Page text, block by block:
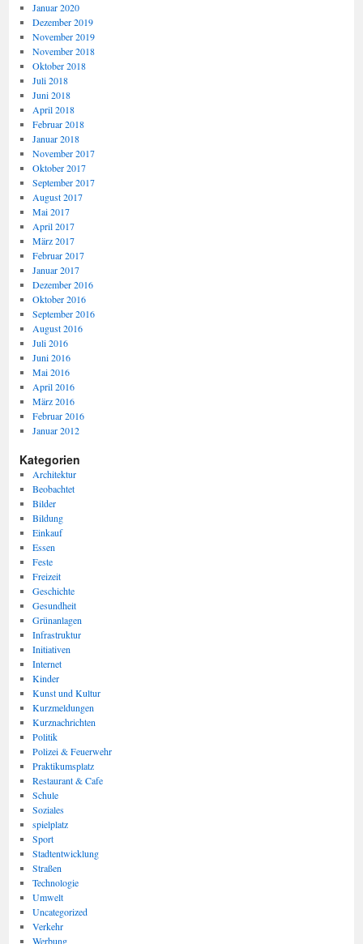
Januar 2020
Dezember 2019
November 2019
November 2018
Oktober 2018
Juli 2018
Juni 2018
April 2018
Februar 2018
Januar 2018
November 2017
Oktober 2017
September 2017
August 2017
Mai 2017
April 2017
März 2017
Februar 2017
Januar 2017
Dezember 2016
Oktober 2016
September 2016
August 2016
Juli 2016
Juni 2016
Mai 2016
April 2016
März 2016
Februar 2016
Januar 2012
Kategorien
Architektur
Beobachtet
Bilder
Bildung
Einkauf
Essen
Feste
Freizeit
Geschichte
Gesundheit
Grünanlagen
Infrastruktur
Initiativen
Internet
Kinder
Kunst und Kultur
Kurzmeldungen
Kurznachrichten
Politik
Polizei & Feuerwehr
Praktikumsplatz
Restaurant & Cafe
Schule
Soziales
spielplatz
Sport
Stadtentwicklung
Straßen
Technologie
Umwelt
Uncategorized
Verkehr
Werbung